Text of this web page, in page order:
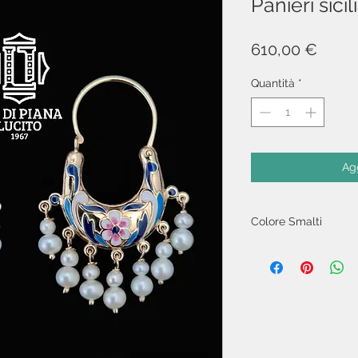
Panieri
610,00 €
Quantità *
Colore Smalti